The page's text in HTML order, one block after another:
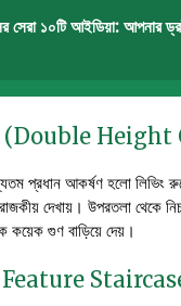
সেরা ১০টি আইডিয়া: আপনার
(Double
প্রধান আকর্ষণ হলো লিভিং
দেখায়। উপরতলা থেকে
কয়েক গুণ বাড়িয়ে দেয়।
(Feature